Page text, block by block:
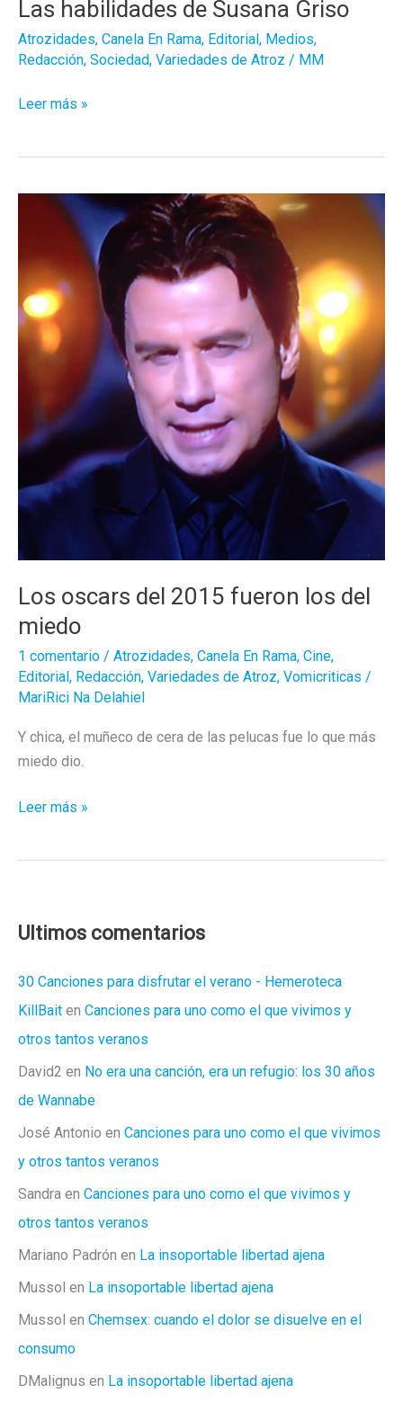
Las habilidades de Susana Griso
Atrozidades, Canela En Rama, Editorial, Medios,
Redacción, Sociedad, Variedades de Atroz / MM
Las
Griso
Leer más »
Los oscars del 2015 fueron los del
miedo
1 comentario / Atrozidades, Canela En Rama, Cine,
Editorial, Redacción, Variedades de Atroz, Vomicriticas /
MariRici Na Delahiel
Y chica, el muñeco de cera de las pelucas fue lo que más
miedo dio.
Los
los
miedo
Leer más »
Ultimos comentarios
30 Canciones para disfrutar el verano - Hemeroteca
KillBait en Canciones para uno como el que vivimos y
otros tantos veranos
David2 en No era una canción, era un refugio: los 30 años
de Wannabe
José Antonio en Canciones para uno como el que vivimos
y otros tantos veranos
Sandra en Canciones para uno como el que vivimos y
otros tantos veranos
Mariano Padrón en La insoportable libertad ajena
Mussol en La insoportable libertad ajena
Mussol en Chemsex: cuando el dolor se disuelve en el
consumo
DMalignus en La insoportable libertad ajena